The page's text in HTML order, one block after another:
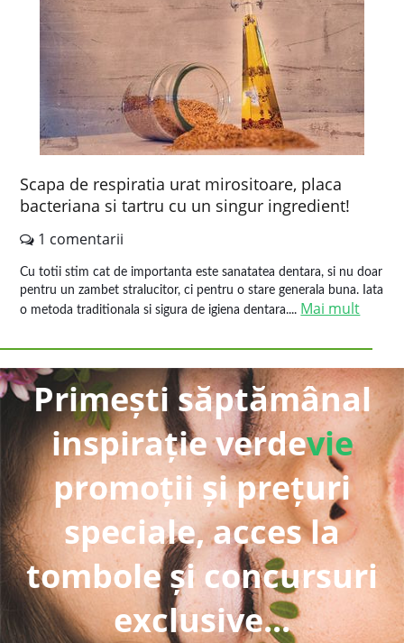
Scapa de respiratia urat mirositoare, placa
bacteriana si tartru cu un singur ingredient!
1 comentarii
Cu totii stim cat de importanta este sanatatea dentara, si nu doar
pentru un zambet stralucitor, ci pentru o stare generala buna. Iata
o metoda traditionala si sigura de igiena dentara.... Mai mult
Primești săptămânal
inspirație verdevie
promoții și prețuri
speciale, acces la
tombole și concursuri
exclusive...